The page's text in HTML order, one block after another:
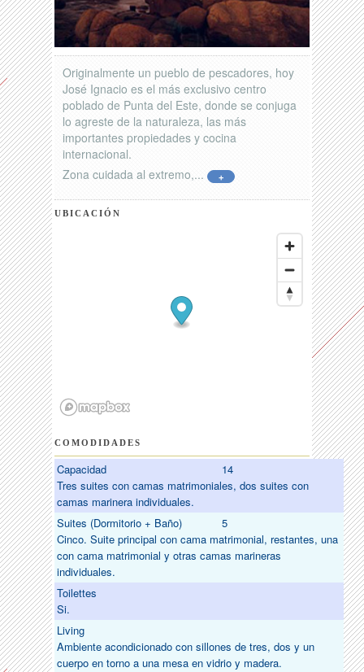
Originalmente un pueblo de pescadores, hoy
José Ignacio es el más exclusivo centro
poblado de Punta del Este, donde se conjuga
lo agreste de la naturaleza, las más
importantes propiedades y cocina
internacional.
Zona cuidada al extremo,...
+
UBICACIÓN
COMODIDADES
Capacidad
14
Tres suites con camas matrimoniales, dos suites con
camas marinera individuales.
Suites (Dormitorio + Baño)
5
Cinco. Suite principal con cama matrimonial, restantes, una
con cama matrimonial y otras camas marineras
individuales.
Toilettes
Si.
Living
Ambiente acondicionado con sillones de tres, dos y un
cuerpo en torno a una mesa en vidrio y madera.